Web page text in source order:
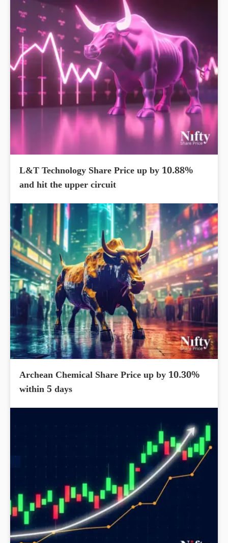
L&T Technology Share Price up by 10.88%
and hit the upper circuit
Archean Chemical Share Price up by 10.30%
within 5 days